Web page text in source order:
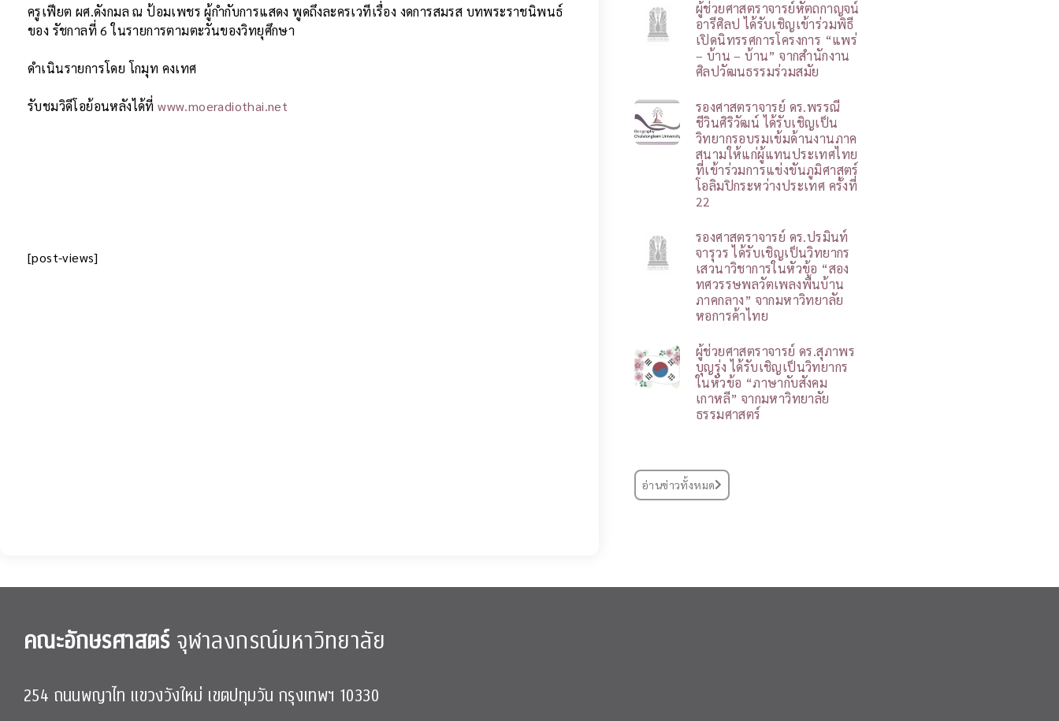
ครูเฟียต ผศ.ดังกมล ณ ป้อมเพชร ผู้กำกับการแสดง พูดถึงละครเวทีเรื่อง งดการสมรส บทพระราชนิพนธ์
ของ รัชกาลที่ 6 ในรายการตามตะวันของวิทยุศึกษา
ดำเนินรายการโดย โกมุท คงเทศ
รับชมวิดีโอย้อนหลังได้ที่www.moeradiothai.net
[post-views]
ผู้ช่วยศาสตราจารย์หัตถกาญจน์
อารีศิลป ได้รับเชิญเข้าร่วมพิธี
เปิดนิทรรศการโครงการ “แพร่
– บ้าน – บ้าน” จากสำนักงาน
ศิลปวัฒนธรรมร่วมสมัย
รองศาสตราจารย์ ดร.พรรณี
ชีวินศิริวัฒน์ ได้รับเชิญเป็น
วิทยากรอบรมเข้มด้านงานภาค
สนามให้แก่ผู้แทนประเทศไทย
ที่เข้าร่วมการแข่งขันภูมิศาสตร์
โอลิมปิกระหว่างประเทศ ครั้งที่
22
รองศาสตราจารย์ ดร.ปรมินท์
จารุวร ได้รับเชิญเป็นวิทยากร
เสวนาวิชาการในหัวข้อ “สอง
ทศวรรษพลวัตเพลงพื้นบ้าน
ภาคกลาง” จากมหาวิทยาลัย
หอการค้าไทย
ผู้ช่วยศาสตราจารย์ ดร.สุภาพร
บุญรุ่ง ได้รับเชิญเป็นวิทยากร
ในหัวข้อ “ภาษากับสังคม
เกาหลี” จากมหาวิทยาลัย
ธรรมศาสตร์
อ่านข่าวทั้งหมด
คณะอักษรศาสตร์จุฬาลงกรณ์มหาวิทยาลัย
254 ถนนพญาไท แขวงวังใหม่ เขตปทุมวัน กรุงเทพฯ 10330